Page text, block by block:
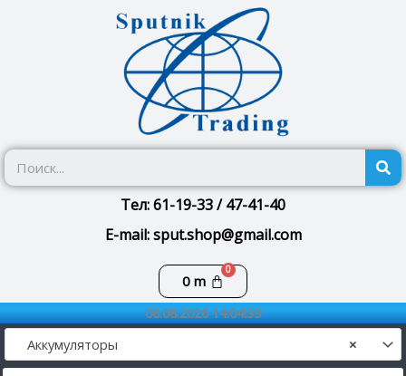
Тел: 61-19-33 / 47-41-40
E-mail: sput.shop@gmail.com
0m
Корзина
06.08.2026 14:04:39
×
Аккумуляторы